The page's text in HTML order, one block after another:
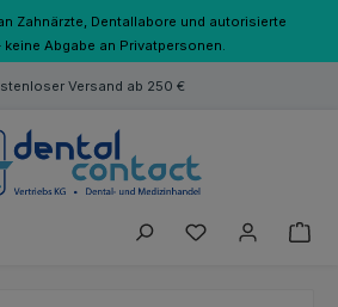
Zahnärzte, Dentallabore und autorisierte
keine Abgabe an Privatpersonen.
Versand ab 250 €
Du hast 0